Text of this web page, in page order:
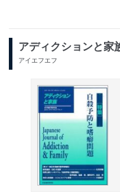
アディクションと家
アイエフエフ